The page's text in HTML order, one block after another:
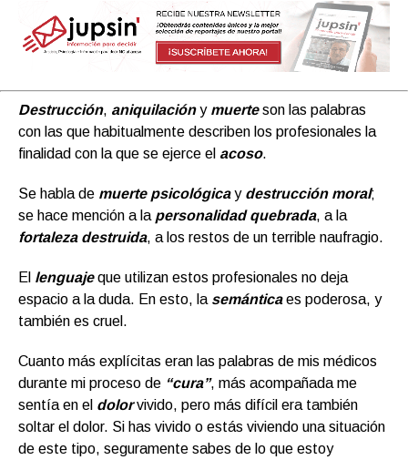
Destrucción, aniquilacióny muerteson las palabras
con las que habitualmente describen los profesionales la
finalidad con la que se ejerce el acoso.
Se habla de muerte psicológicay destrucción moral;
se hace mención a la personalidad quebrada, a la
fortaleza destruida, a los restos de un terrible naufragio.
El lenguajeque utilizan estos profesionales no deja
espacio a la duda. En esto, la semánticaes poderosa, y
también es cruel.
Cuanto más explícitas eran las palabras de mis médicos
durante mi proceso de “cura”, más acompañada me
sentía en el dolorvivido, pero más difícil era también
soltar el dolor. Si has vivido o estás viviendo una situación
de este tipo, seguramente sabes de lo que estoy